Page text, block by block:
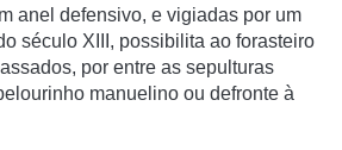
anel defensivo, e vigiadas por um
século XIII, possibilita ao forasteiro
por entre as sepulturas
manuelino ou defronte à